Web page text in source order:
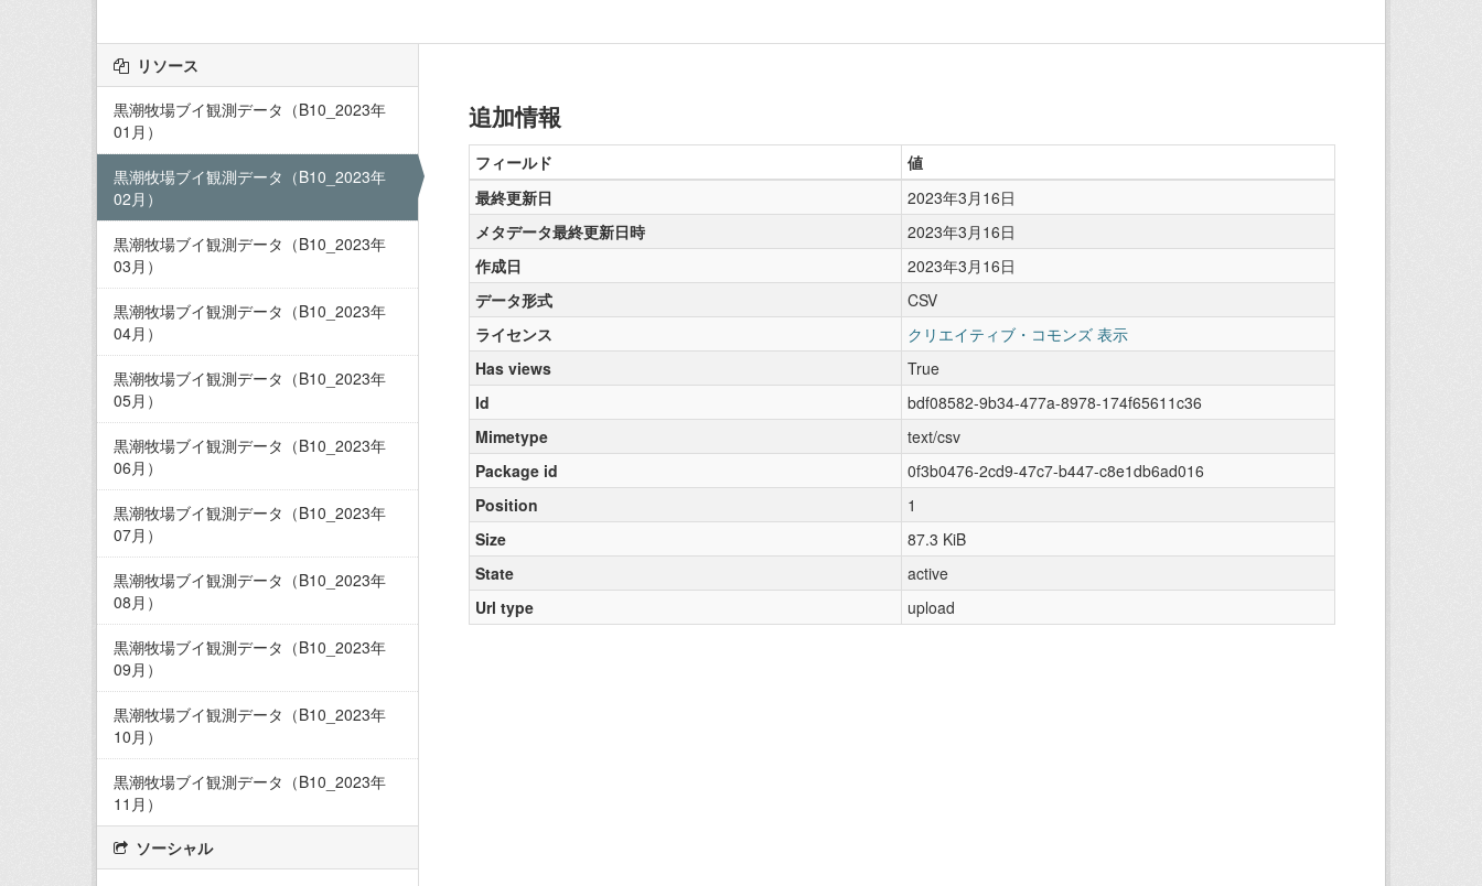
リソース
黒潮牧場ブイ観測データ（B10_2023年
01月）
黒潮牧場ブイ観測データ（B10_2023年
02月）
黒潮牧場ブイ観測データ（B10_2023年
03月）
黒潮牧場ブイ観測データ（B10_2023年
04月）
黒潮牧場ブイ観測データ（B10_2023年
05月）
黒潮牧場ブイ観測データ（B10_2023年
06月）
黒潮牧場ブイ観測データ（B10_2023年
07月）
黒潮牧場ブイ観測データ（B10_2023年
08月）
黒潮牧場ブイ観測データ（B10_2023年
09月）
黒潮牧場ブイ観測データ（B10_2023年
10月）
黒潮牧場ブイ観測データ（B10_2023年
11月）
ソーシャル
追加情報
フィールド
値
最終更新日
2023年3月16日
メタデータ最終更新日時
2023年3月16日
作成日
2023年3月16日
データ形式
CSV
ライセンス
クリエイティブ・コモンズ 表示
Has views
True
Id
bdf08582-9b34-477a-8978-174f65611c36
Mimetype
text/csv
Package id
0f3b0476-2cd9-47c7-b447-c8e1db6ad016
Position
1
Size
87.3 KiB
State
active
Url type
upload